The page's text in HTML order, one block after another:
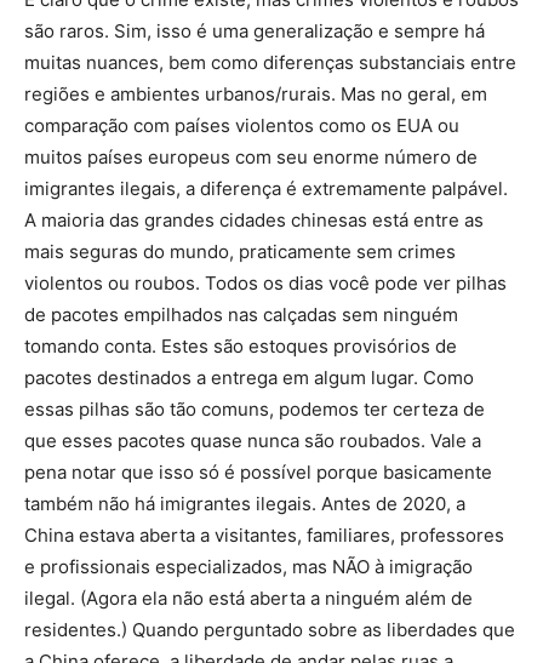
são raros. Sim, isso é uma generalização e sempre há
muitas nuances, bem como diferenças substanciais entre
regiões e ambientes urbanos/rurais. Mas no geral, em
comparação com países violentos como os EUA ou
muitos países europeus com seu enorme número de
imigrantes ilegais, a diferença é extremamente palpável.
A maioria das grandes cidades chinesas está entre as
mais seguras do mundo, praticamente sem crimes
violentos ou roubos. Todos os dias você pode ver pilhas
de pacotes empilhados nas calçadas sem ninguém
tomando conta. Estes são estoques provisórios de
pacotes destinados a entrega em algum lugar. Como
essas pilhas são tão comuns, podemos ter certeza de
que esses pacotes quase nunca são roubados. Vale a
pena notar que isso só é possível porque basicamente
também não há imigrantes ilegais. Antes de 2020, a
China estava aberta a visitantes, familiares, professores
e profissionais especializados, mas NÃO à imigração
ilegal. (Agora ela não está aberta a ninguém além de
residentes.) Quando perguntado sobre as liberdades que